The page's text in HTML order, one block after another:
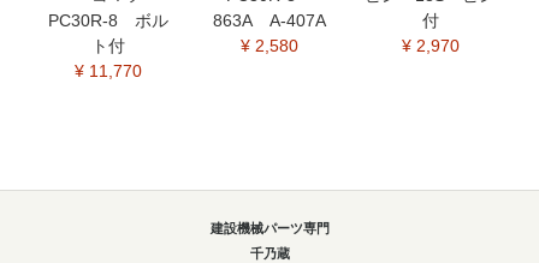
PC30R-8 ボル
ト付
¥ 11,770
863A A-407A
¥ 2,580
付
¥ 2,970
建設機械パーツ専門
千乃蔵